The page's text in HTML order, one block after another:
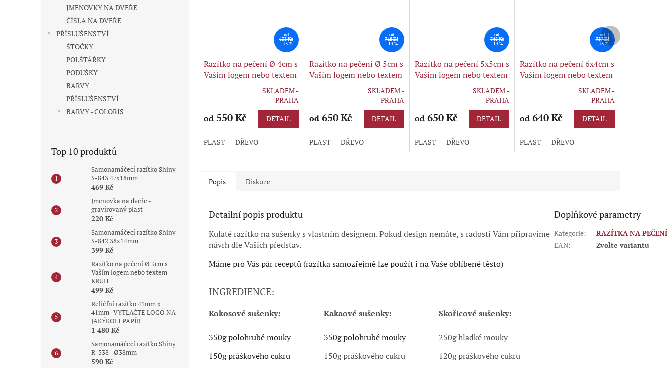
JMENOVKY NA DVEŘE
ČÍSLA NA DVEŘE
PŘÍSLUŠENSTVÍ
ŠTOČKY
POLŠTÁŘKY
PODUŠKY
BARVY
PŘÍSLUŠENSTVÍ
BARVY - COLORIS
Top 10 produktů
Samonamáčecí razítko Shiny
S-843 47x18mm
469 Kč
Jmenovka na dveře -
gravírovaný plast
220 Kč
Samonamáčecí razítko Shiny
S-842 38x14mm
399 Kč
Razítko na pečení Ø 3cm s
Vaším logem nebo textem
KRUH
499 Kč
Reliéfní razítko 41mm x
41mm- VYTLAČTE LOGO NA
JAKÝKOLI PAPÍR
1 480 Kč
Samonamáčecí razítko Shiny
R-538 - Ø38mm
590 Kč
od
633 Kč
–13 %
Razítko na pečení Ø 4cm s
Vaším logem nebo textem
produktu
z
SKLADEM -
PRAHA
od 550 Kč DETAIL
PLAST DŘEVO
od
748 Kč
–13 %
Razítko na pečení Ø 5cm s
Vaším logem nebo textem
produktu
z
SKLADEM -
PRAHA
od650 Kč DETAIL
PLAST DŘEVO
od
748 Kč
–13 %
Razítko na pečení 5x5cm s
Vaším logem nebo textem
produktu
z
SKLADEM -
PRAHA
od650 Kč DETAIL
PLAST DŘEVO
od
737 Kč
–13 %
Razítko na pečení 6x4cm s
Vaším logem nebo textem
produktu
z
SKLADEM -
PRAHA
od 640 Kč DETAIL
PLAST DŘEVO
Další
produkt
Popis Diskuze
Detailní popis produktu
Kulaté razítko na sušenky s vlastním designem. Pokud design nemáte, s radostí Vám připravíme
návrh dle Vašich představ.
Máme pro Vás pár receptů (razítka samozřejmě lze použít i na Vaše oblíbené těsto)
INGREDIENCE:
Kokosové sušenky: Kakaové sušenky: Skořicové sušenky:
350g polohrubé mouky 350g polohrubé mouky
250g hladké mouky
150g práškového cukru
150g práškového cukru
120g práškového cukru
Doplňkové parametry
Kategorie:
RAZÍTKA NA PEČENÍ
EAN: Zvolte variantu